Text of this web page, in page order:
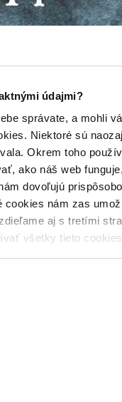
údajmi?
správate, a mohli
Niektoré sú
Okrem toho
ako náš web
dovoľujú
nám zas
aj s tretími
všetky tieto